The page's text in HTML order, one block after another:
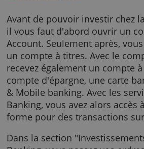
agence, par téléphone et
Caractéristiques
Avant de pouvoir investir
il vous faut d'abord ouvrir
Account. Seulement après,
un compte à titres. Avec le
recevez également un
compte d'épargne, une